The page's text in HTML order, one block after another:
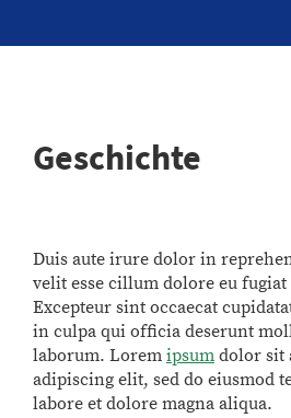
Geschichte
Duis aute irure dolor in
velit esse cillum dolore eu
Excepteur sint occaecat
in culpa qui officia deserunt
laborum. Lorem ipsum dolor sit
adipiscing elit, sed do eiusmod
labore et dolore magna aliqua.